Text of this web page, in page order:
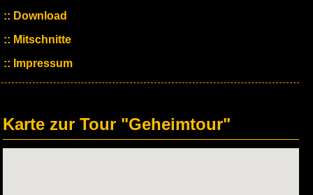
Download
Mitschnitte
Impressum
Karte zur Tour "Geheimtour"